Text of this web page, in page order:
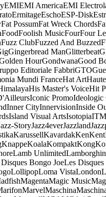
EMIEMI AmericaEMI
ErmitageEschoESP-Disk
Fat PossumFat Wreck Chords
FoodFoolish MusicFourFour
Fuzz ClubFuzzed And Buzzed
Gingerbread ManGlitterbeat
HourGondwanaGood
Editoriale FabbriGTO
Mundi FranceHat Art
His Master's VoiceHit
Iconic PromoIdeologic
Inner CityInnervisionInside
Island Visual ArtsIsotopiaITM
StoryJazz4everJazzland
KarussellKavardakKenKent
KnappeKoalaKompaktKong
Lamb Unlimited
Bongo JoeLes
LollipopLoma VistaLondon
MagentaMagic Music
MarvelMaschina